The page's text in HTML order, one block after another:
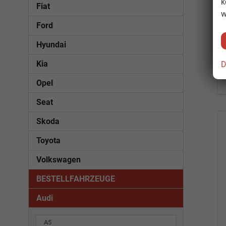
Fiat
Ford
Hyundai
Kia
Opel
Seat
Skoda
Toyota
Volkswagen
BESTELLFAHRZEUGE
Audi
A5